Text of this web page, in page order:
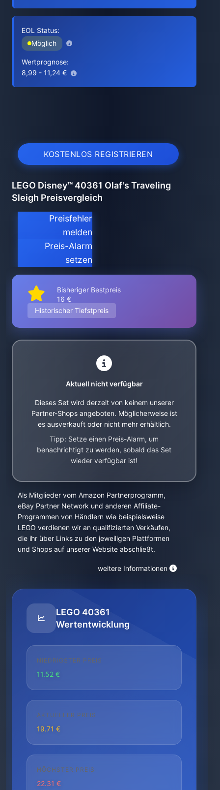
EOL Status:
Möglich
Wertprognose:
8,99 - 11,24 €
KOSTENLOS REGISTRIEREN
LEGO Disney™ 40361 Olaf's Traveling
Sleigh Preisvergleich
Preisfehler
melden
Preis-Alarm
setzen
Bisheriger Bestpreis
16 €
Historischer Tiefstpreis
Aktuell nicht verfügbar
Dieses Set wird derzeit von keinem unserer
Partner-Shops angeboten. Möglicherweise ist
es ausverkauft oder nicht mehr erhältlich.
Tipp: Setze einen Preis-Alarm, um
benachrichtigt zu werden, sobald das Set
wieder verfügbar ist!
Als Mitglieder vom Amazon Partnerprogramm,
eBay Partner Network und anderen Affiliate-
Programmen von Händlern wie beispielsweise
LEGO verdienen wir an qualifizierten Verkäufen,
die ihr über Links zu den jeweiligen Plattformen
und Shops auf unserer Website abschließt.
weitere Informationen
LEGO 40361
Wertentwicklung
NIEDRIGSTER PREIS
11.52 €
AKTUELLER PREIS
19.71 €
HÖCHSTER PREIS
22.31 €